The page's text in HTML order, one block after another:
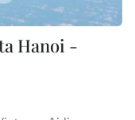
Hanoi -